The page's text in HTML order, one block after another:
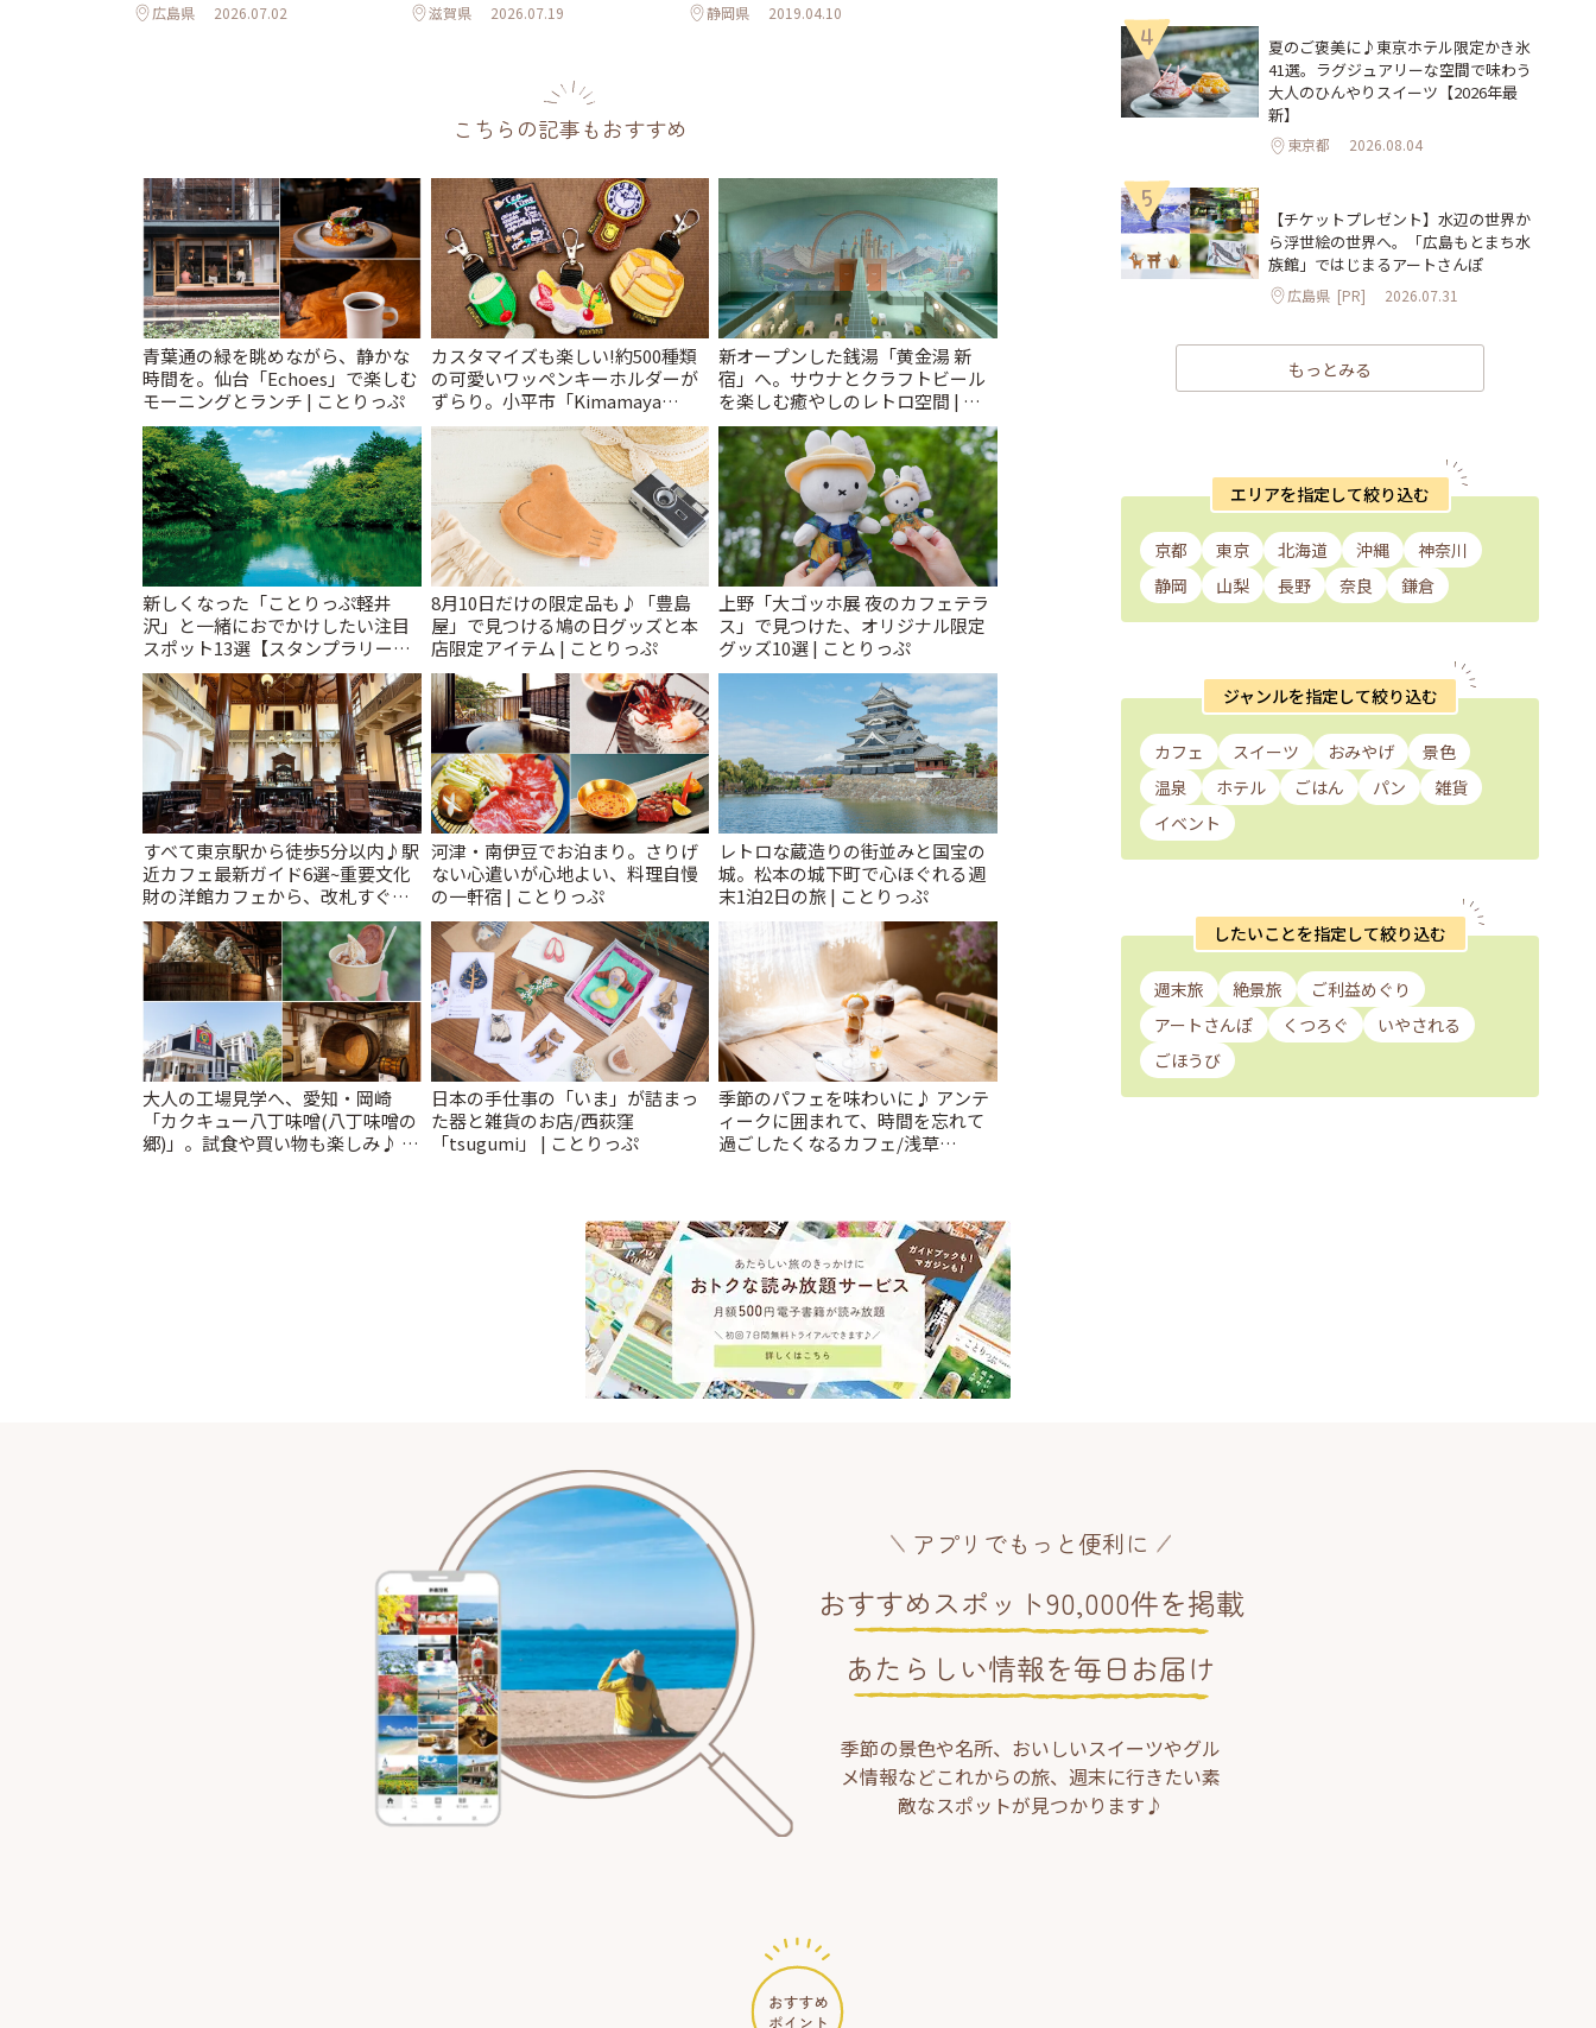
広島県 2026.07.02 滋賀県 2026.07.19 静岡県 2019.04.10
こちらの記事もおすすめ
青葉通の緑を眺めながら、静かな
時間を。仙台「Echoes」で楽しむ
モーニングとランチ | ことりっぷ
カスタマイズも楽しい!約500種類
の可愛いワッペンキーホルダーが
ずらり。小平市「Kimamaya
T&K」 | ことりっぷ
新オープンした銭湯「黄金湯 新
宿」へ。サウナとクラフトビール
を楽しむ癒やしのレトロ空間 | こ
とりっぷ
新しくなった「ことりっぷ軽井
沢」と一緒におでかけしたい注目
スポット13選【スタンプラリー開
催中】 | ことりっぷ
8月10日だけの限定品も♪「豊島
屋」で見つける鳩の日グッズと本
店限定アイテム | ことりっぷ
上野「大ゴッホ展 夜のカフェテラ
ス」で見つけた、オリジナル限定
グッズ10選 | ことりっぷ
すべて東京駅から徒歩5分以内♪駅
近カフェ最新ガイド6選~重要文化
財の洋館カフェから、改札すぐの
レトロ喫茶まで~ | ことりっぷ
河津・南伊豆でお泊まり。さりげ
ない心遣いが心地よい、料理自慢
の一軒宿 | ことりっぷ
レトロな蔵造りの街並みと国宝の
城。松本の城下町で心ほぐれる週
末1泊2日の旅 | ことりっぷ
大人の工場見学へ、愛知・岡崎
「カクキュー八丁味噌(八丁味噌の
郷)」。試食や買い物も楽しみ♪ |
日本の手仕事の「いま」が詰まっ
た器と雑貨のお店/西荻窪
「tsugumi」 | ことりっぷ
季節のパフェを味わいに♪ アンテ
ィークに囲まれて、時間を忘れて
過ごしたくなるカフェ/浅草
4
夏のご褒美に♪東京ホテル限定かき氷
41選。ラグジュアリーな空間で味わう
大人のひんやりスイーツ【2026年最
新】
東京都 2026.08.04
5
【チケットプレゼント】水辺の世界か
ら浮世絵の世界へ。「広島もとまち水
族館」ではじまるアートさんぽ
広島県 [PR] 2026.07.31
もっとみる
エリアを指定して絞り込む
京都 東京 北海道 沖縄
神奈川
静岡
山梨 長野 奈良 鎌倉
ジャンルを指定して絞り込む
カフェ スイーツ おみやげ
景色
温泉
ホテル ごはん パン
雑貨
イベント
したいことを指定して絞り込む
週末旅 絶景旅
ご利益めぐり
アートさんぽ
くつろぐ
いやされる
ごほうび
アプリでもっと便利に
おすすめスポット90,000件を掲載
あたらしい情報を毎日お届け
季節の景色や名所、おいしいスイーツやグル
メ情報などこれからの旅、週末に行きたい素
敵なスポットが見つかります♪